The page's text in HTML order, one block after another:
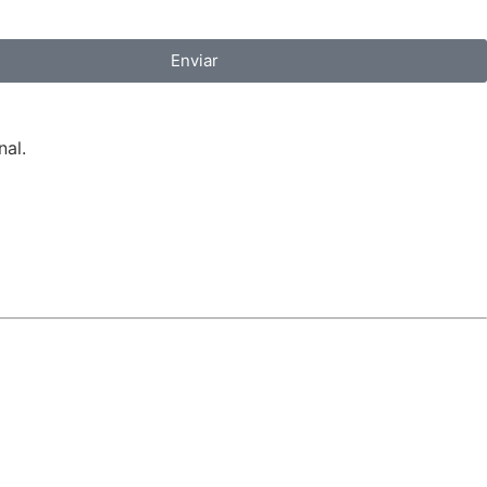
Enviar